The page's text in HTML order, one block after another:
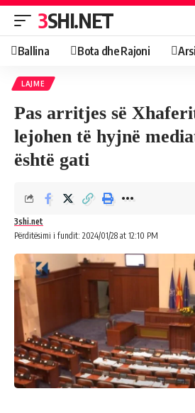
3SHI.NET
Ballina Bota dhe Rajoni
LAJME
Pas arritjes së
lejohen të hyjnë
është gati
Përditësimi i fundit: 2024/01/28 at 12:10 PM
3shi.net